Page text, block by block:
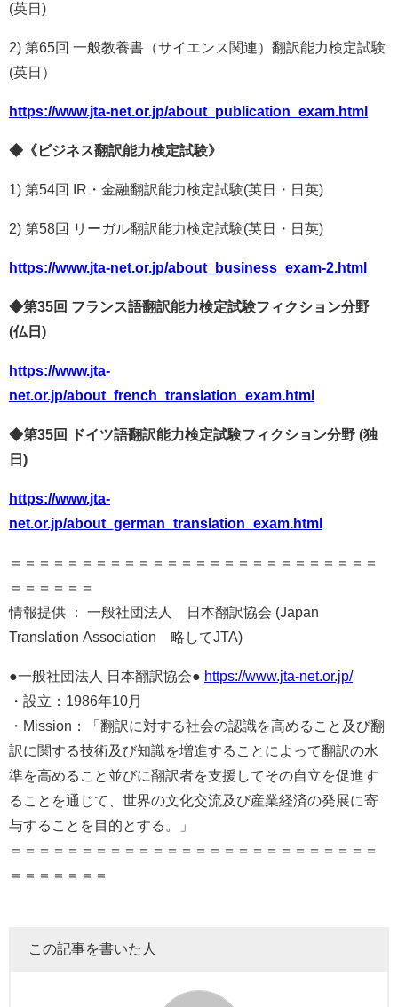
(英日)
2) 第65回 一般教養書（サイエンス関連）翻訳能力検定試験
(英日）
https://www.jta-net.or.jp/about_publication_exam.html
◆《ビジネス翻訳能力検定試験》
1) 第54回 IR・金融翻訳能力検定試験(英日・日英)
2) 第58回 リーガル翻訳能力検定試験(英日・日英)
https://www.jta-net.or.jp/about_business_exam-2.html
◆第35回 フランス語翻訳能力検定試験フィクション分野
(仏日 )
https://www.jta-
net.or.jp/about_french_translation_exam.html
◆第35回 ドイツ語翻訳能力検定試験フィクション分野 (独
日 )
https://www.jta-
net.or.jp/about_german_translation_exam.html
＝＝＝＝＝＝＝＝＝＝＝＝＝＝＝＝＝＝＝＝＝＝＝＝＝＝
＝＝＝＝＝＝
情報提供 ： 一般社団法人 日本翻訳協会 (Japan
Translation Association 略してJTA)
●一般社団法人 日本翻訳協会● https://www.jta-net.or.jp/
・設立：1986年10月
・Mission：「翻訳に対する社会の認識を高めること及び翻
訳に関する技術及び知識を増進することによって翻訳の水
準を高めること並びに翻訳者を支援してその自立を促進す
ることを通じて、世界の文化交流及び産業経済の発展に寄
与することを目的とする。」
＝＝＝＝＝＝＝＝＝＝＝＝＝＝＝＝＝＝＝＝＝＝＝＝＝＝
＝＝＝＝＝＝＝
この記事を書いた人